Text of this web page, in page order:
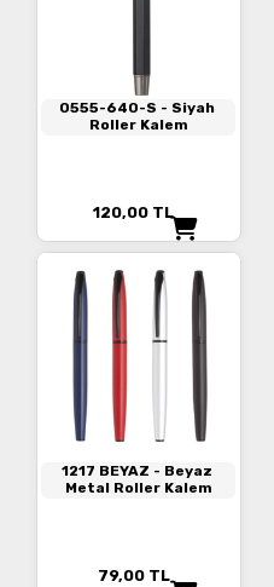
0555-640-S - Siyah
Roller Kalem
120,00 TL
1217 BEYAZ - Beyaz
Metal Roller Kalem
79,00 TL